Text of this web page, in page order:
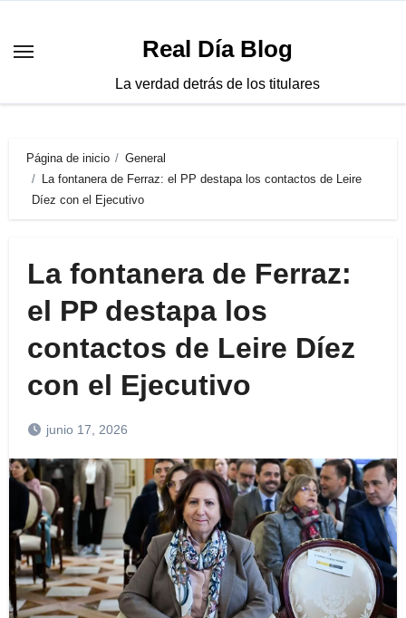
contenido
Real Día Blog
La verdad detrás de los titulares
Página de inicio
General
La fontanera de Ferraz: el PP destapa los contactos de Leire
Díez con el Ejecutivo
La fontanera de Ferraz:
el PP destapa los
contactos de Leire Díez
con el Ejecutivo
junio 17, 2026